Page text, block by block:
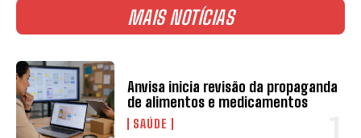
MAIS NOTÍCIAS
Anvisa inicia revisão da propaganda
de alimentos e medicamentos
SAÚDE